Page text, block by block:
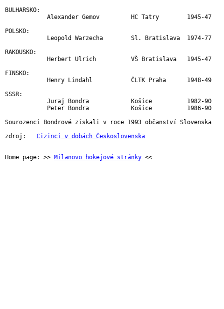
BULHARSKO:
Alexander Gemov         HC Tatry        1945-47
POLSKO:
Leopold Warzecha        Sl. Bratislava  1974-77
RAKOUSKO:
Herbert Ulrich          VŠ Bratislava   1945-47
FINSKO:
Henry Lindahl           ČLTK Praha      1948-49
SSSR:
            Juraj Bondra            Košice          1982-90
            Peter Bondra            Košice          1986-90
Sourozenci Bondrové získali v roce 1993 občanství Slovenska
zdroj: Cizinci v dobách Československa
Home page: >> Milanovo hokejové stránky